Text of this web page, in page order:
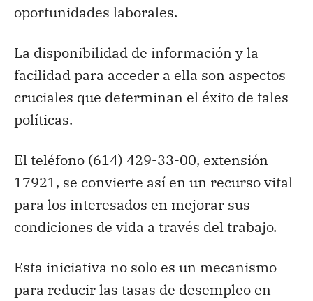
oportunidades laborales.
La disponibilidad de información y la
facilidad para acceder a ella son aspectos
cruciales que determinan el éxito de tales
políticas.
El teléfono (614) 429-33-00, extensión
17921, se convierte así en un recurso vital
para los interesados en mejorar sus
condiciones de vida a través del trabajo.
Esta iniciativa no solo es un mecanismo
para reducir las tasas de desempleo en